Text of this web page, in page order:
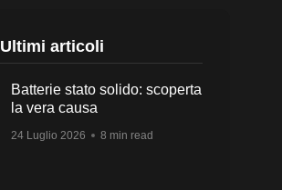
Ultimi articoli
Batterie stato solido: scoperta
la vera causa
24 Luglio 2026 8 min read